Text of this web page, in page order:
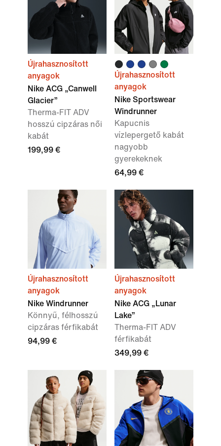
Újrahasznosított
anyagok
Nike ACG „Canwell
Glacier”
Therma-FIT ADV
hosszú cipzáras női
kabát
199,99 €
Újrahasznosított
anyagok
Nike Sportswear
Windrunner
Kapucnis
vízlepergető kabát
nagyobb
gyerekeknek
64,99 €
Újrahasznosított
anyagok
Nike Windrunner
Könnyű, félhosszú
cipzáras férfikabát
94,99 €
Újrahasznosított
anyagok
Nike ACG „Lunar
Lake”
Therma-FIT ADV
férfikabát
349,99 €